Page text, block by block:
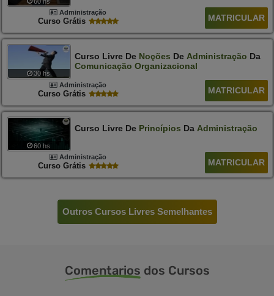
Administração
Curso Grátis MATRICULAR
30 hs
Curso Livre De Noções De Administração Da
Comunicação Organizacional
Administração
Curso Grátis MATRICULAR
60 hs
Curso Livre De Princípios Da Administração
Administração
Curso Grátis MATRICULAR
Outros Cursos Livres Semelhantes
Comentarios dos Cursos